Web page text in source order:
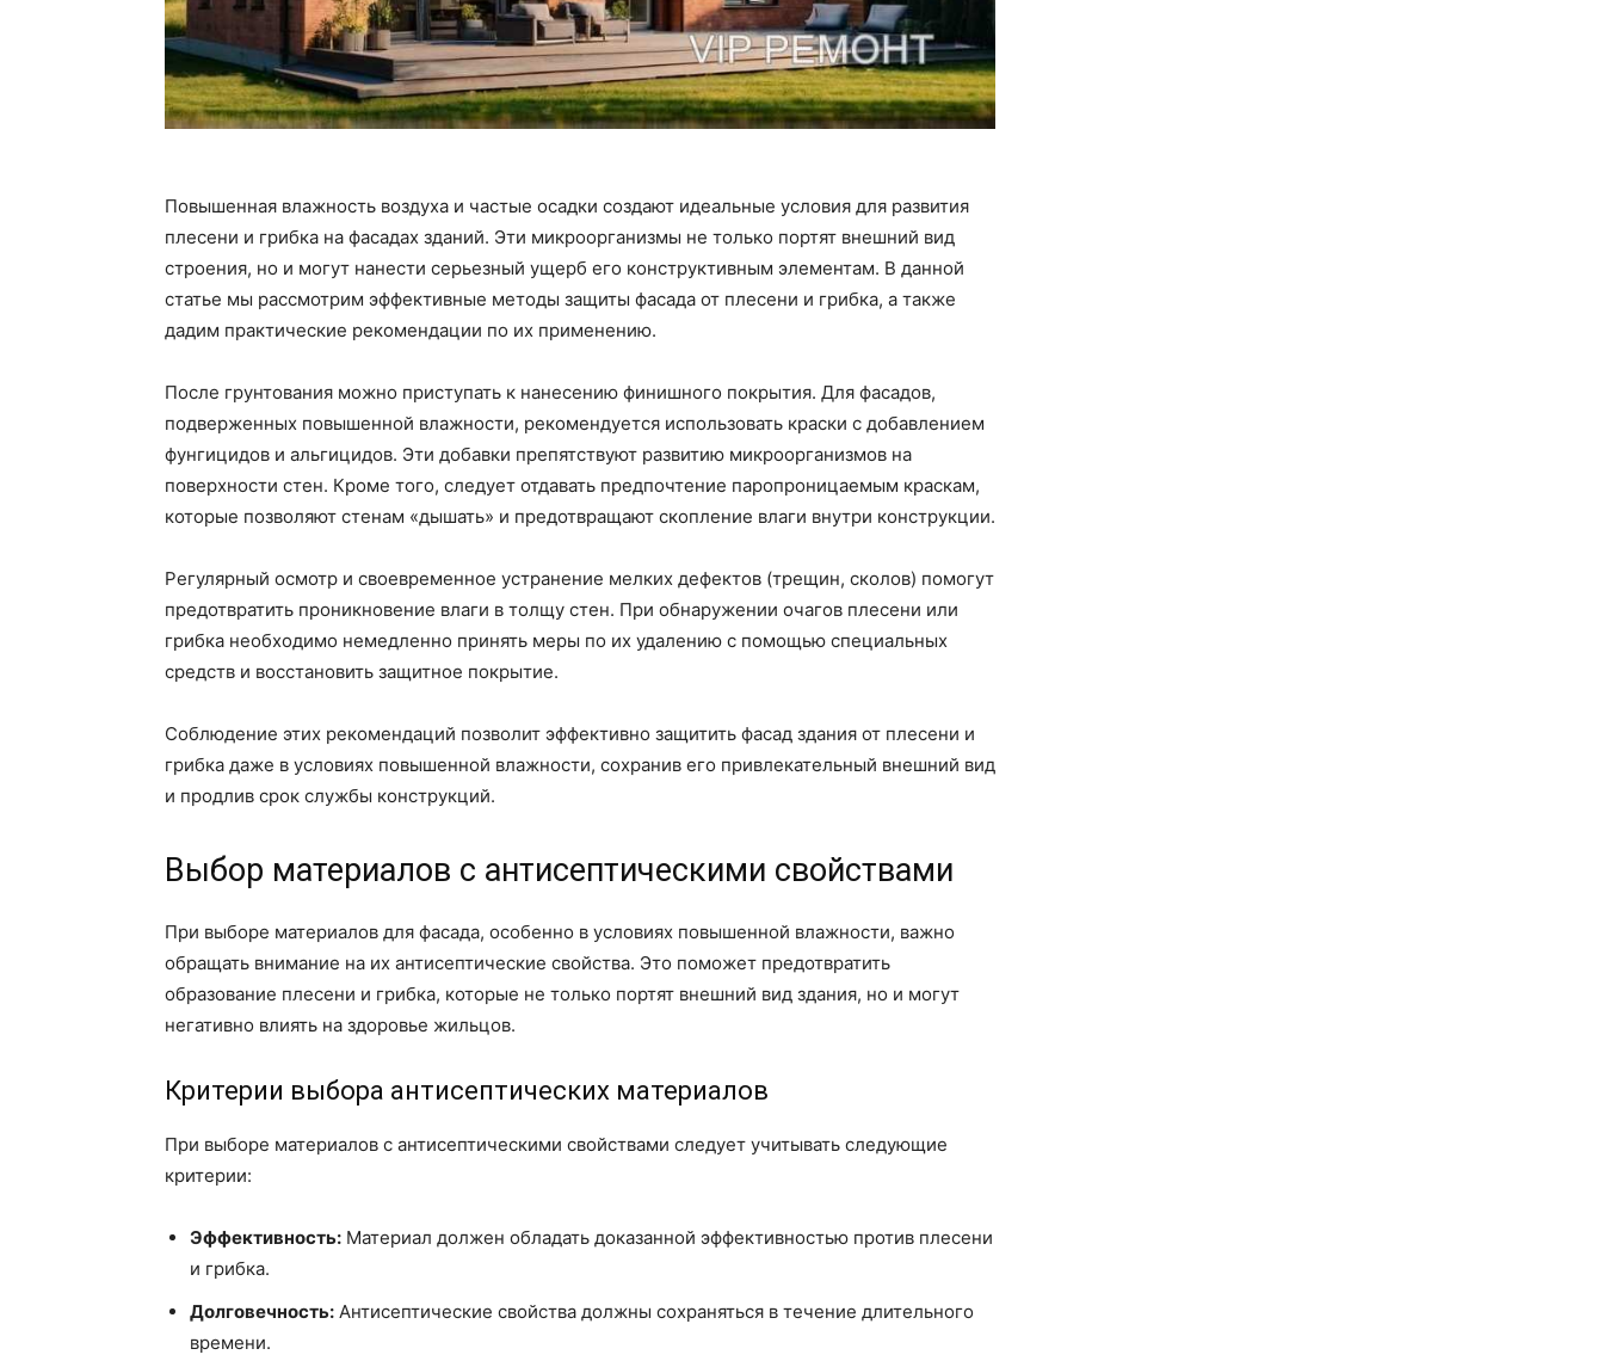
Повышенная влажность воздуха и частые осадки создают идеальные условия для развития
плесени и грибка на фасадах зданий. Эти микроорганизмы не только портят внешний вид
строения, но и могут нанести серьезный ущерб его конструктивным элементам. В данной
статье мы рассмотрим эффективные методы защиты фасада от плесени и грибка, а также
дадим практические рекомендации по их применению.
После грунтования можно приступать к нанесению финишного покрытия. Для фасадов,
подверженных повышенной влажности, рекомендуется использовать краски с добавлением
фунгицидов и альгицидов. Эти добавки препятствуют развитию микроорганизмов на
поверхности стен. Кроме того, следует отдавать предпочтение паропроницаемым краскам,
которые позволяют стенам «дышать» и предотвращают скопление влаги внутри конструкции.
Регулярный осмотр и своевременное устранение мелких дефектов (трещин, сколов) помогут
предотвратить проникновение влаги в толщу стен. При обнаружении очагов плесени или
грибка необходимо немедленно принять меры по их удалению с помощью специальных
средств и восстановить защитное покрытие.
Соблюдение этих рекомендаций позволит эффективно защитить фасад здания от плесени и
грибка даже в условиях повышенной влажности, сохранив его привлекательный внешний вид
и продлив срок службы конструкций.
Выбор материалов с антисептическими свойствами
При выборе материалов для фасада, особенно в условиях повышенной влажности, важно
обращать внимание на их антисептические свойства. Это поможет предотвратить
образование плесени и грибка, которые не только портят внешний вид здания, но и могут
негативно влиять на здоровье жильцов.
Критерии выбора антисептических материалов
При выборе материалов с антисептическими свойствами следует учитывать следующие
критерии:
Эффективность: Материал должен обладать доказанной эффективностью против плесени
и грибка.
Долговечность: Антисептические свойства должны сохраняться в течение длительного
времени.